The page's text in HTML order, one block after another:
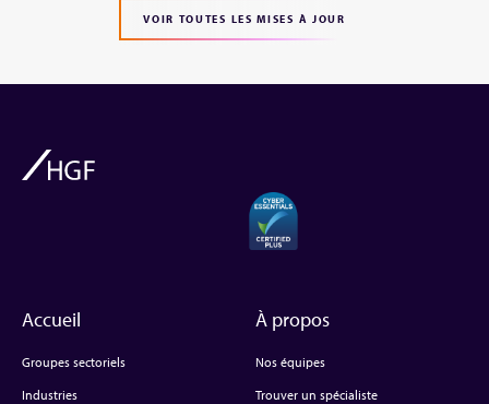
VOIR TOUTES LES MISES À JOUR
Accueil
Groupes sectoriels
Industries
À propos
Nos équipes
Trouver un spécialiste